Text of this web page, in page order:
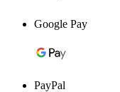
Google Pay
PayPal